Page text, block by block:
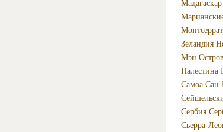
Мадагаскар
Монтсеррат
Зеландия
Мэн
Палестина
Самоа
Сербия
Сьерра-